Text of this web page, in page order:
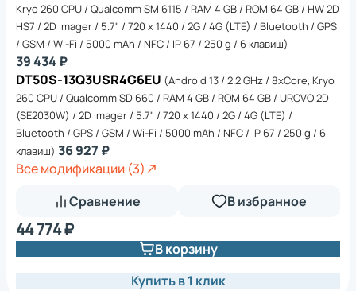
Kryo 260 CPU / Qualcomm SM 6115 / RAM 4 GB / ROM 64 GB / HW 2D
HS7 / 2D Imager / 5.7" / 720 x 1440 / 2G / 4G (LTE) / Bluetooth / GPS
/ GSM / Wi-Fi / 5000 mAh / NFC / IP 67 / 250 g / 6 клавиш)
39 434 ₽
DT50S-13Q3USR4G6EU (Android 13 / 2.2 GHz / 8xCore, Kryo
260 CPU / Qualcomm SD 660 / RAM 4 GB / ROM 64 GB / UROVO 2D
(SE2030W) / 2D Imager / 5.7" / 720 x 1440 / 2G / 4G (LTE) /
Bluetooth / GPS / GSM / Wi-Fi / 5000 mAh / NFC / IP 67 / 250 g / 6
клавиш) 36 927 ₽
Все модификации (3)
Сравнение
В избранное
44 774 ₽
В корзину
Купить в 1 клик